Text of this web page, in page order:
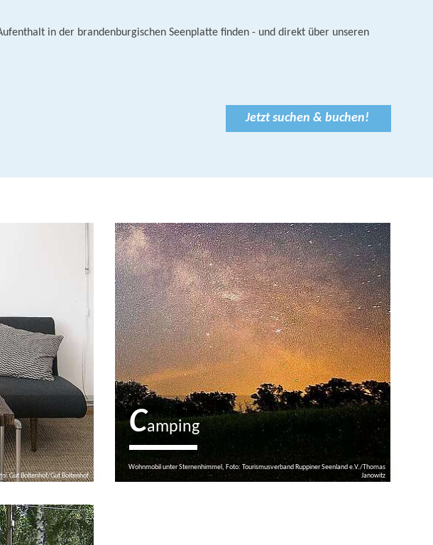
in der brandenburgischen Seenplatte finden - und direkt über unseren
Jetzt suchen & buchen!
Gut Boltenhof/Gut Boltenhof
Camping
Wohnmobil unter Sternenhimmel, Foto: Tourismusverband Ruppiner Seenland e.V./Thomas
Janowitz